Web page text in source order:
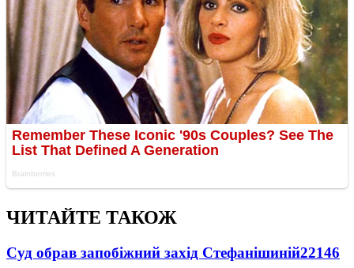
ЧИТАЙТЕ ТАКОЖ
Суд обрав запобіжний захід Стефанішиній22146